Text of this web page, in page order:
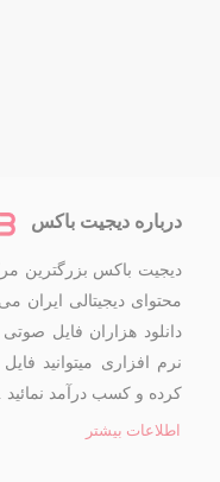
درباره دیجیت باکس
دیجیت باکس بزرگترین
محتوای دیجیتالی ایران
دانلود هزاران فایل
نرم افزاری میتوانید
کرده و کسب درآمد نمائید .
اطلاعات بیشتر